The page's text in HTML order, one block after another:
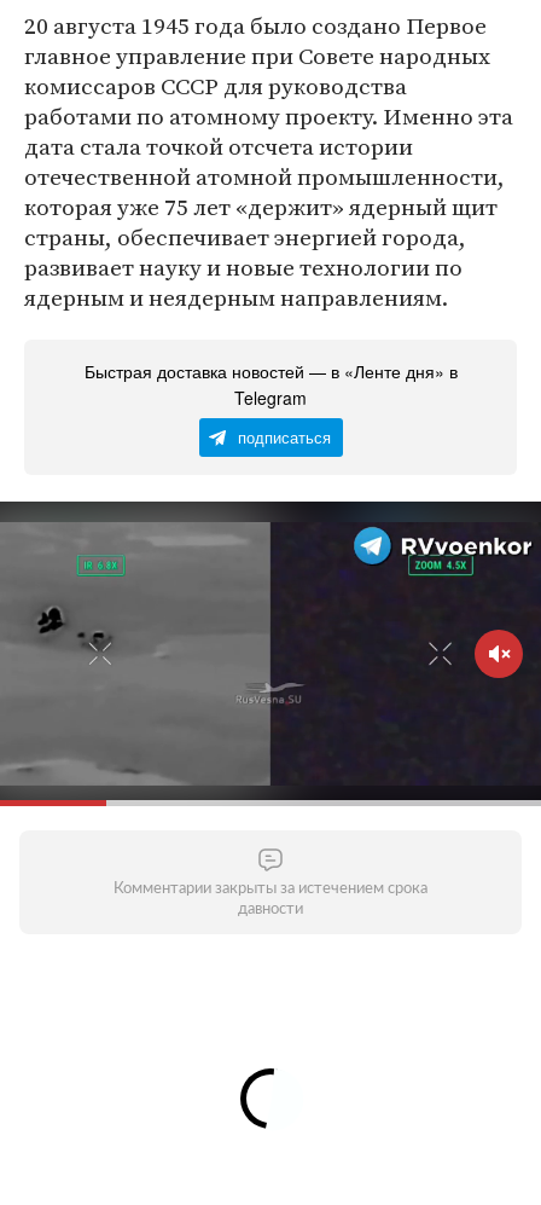
20 августа 1945 года было создано Первое
главное управление при Совете народных
комиссаров СССР для руководства
работами по атомному проекту. Именно эта
дата стала точкой отсчета истории
отечественной атомной промышленности,
которая уже 75 лет «держит» ядерный щит
страны, обеспечивает энергией города,
развивает науку и новые технологии по
ядерным и неядерным направлениям.
Быстрая доставка новостей — в «Ленте дня» в
Telegram
подписаться
Комментарии закрыты за истечением срока
давности